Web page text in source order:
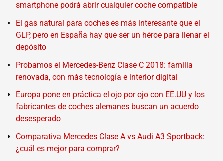
smartphone podrá abrir cualquier coche compatible
El gas natural para coches es más interesante que el
GLP, pero en España hay que ser un héroe para llenar el
depósito
Probamos el Mercedes-Benz Clase C 2018: familia
renovada, con más tecnología e interior digital
Europa pone en práctica el ojo por ojo con EE.UU y los
fabricantes de coches alemanes buscan un acuerdo
desesperado
Comparativa Mercedes Clase A vs Audi A3 Sportback:
¿cuál es mejor para comprar?